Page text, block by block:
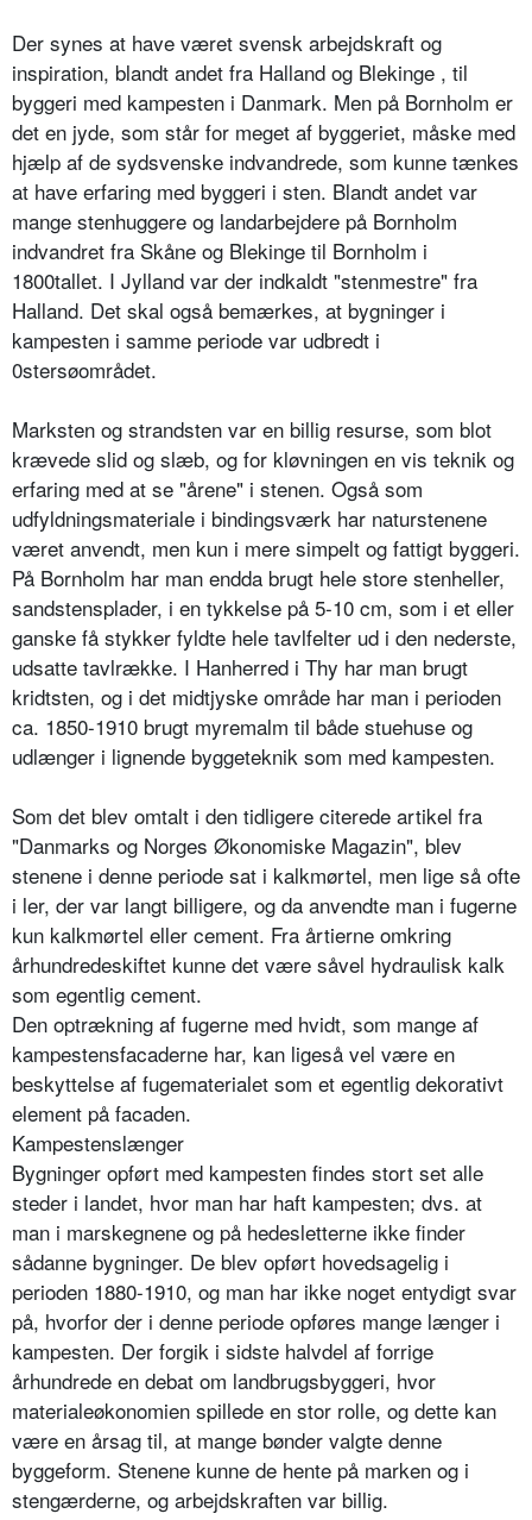
Der synes at have været svensk arbejdskraft og
inspiration, blandt andet fra Halland og Blekinge , til
byggeri med kampesten i Danmark. Men på Bornholm er
det en jyde, som står for meget af byggeriet, måske med
hjælp af de sydsvenske indvandrede, som kunne tænkes
at have erfaring med byggeri i sten. Blandt andet var
mange stenhuggere og landarbejdere på Bornholm
indvandret fra Skåne og Blekinge til Bornholm i
1800tallet. I Jylland var der indkaldt "stenmestre" fra
Halland. Det skal også bemærkes, at bygninger i
kampesten i samme periode var udbredt i
0stersøområdet.
Marksten og strandsten var en billig resurse, som blot
krævede slid og slæb, og for kløvningen en vis teknik og
erfaring med at se "årene" i stenen. Også som
udfyldningsmateriale i bindingsværk har naturstenene
været anvendt, men kun i mere simpelt og fattigt byggeri.
På Bornholm har man endda brugt hele store stenheller,
sandstensplader, i en tykkelse på 5-10 cm, som i et eller
ganske få stykker fyldte hele tavlfelter ud i den nederste,
udsatte tavlrække. I Hanherred i Thy har man brugt
kridtsten, og i det midtjyske område har man i perioden
ca. 1850-1910 brugt myremalm til både stuehuse og
udlænger i lignende byggeteknik som med kampesten.
Som det blev omtalt i den tidligere citerede artikel fra
"Danmarks og Norges Økonomiske Magazin", blev
stenene i denne periode sat i kalkmørtel, men lige så ofte
i ler, der var langt billigere, og da anvendte man i fugerne
kun kalkmørtel eller cement. Fra årtierne omkring
århundredeskiftet kunne det være såvel hydraulisk kalk
som egentlig cement.
Den optrækning af fugerne med hvidt, som mange af
kampestensfacaderne har, kan ligeså vel være en
beskyttelse af fugematerialet som et egentlig dekorativt
element på facaden.
Kampestenslænger
Bygninger opført med kampesten findes stort set alle
steder i landet, hvor man har haft kampesten; dvs. at
man i marskegnene og på hedesletterne ikke finder
sådanne bygninger. De blev opført hovedsagelig i
perioden 1880-1910, og man har ikke noget entydigt svar
på, hvorfor der i denne periode opføres mange længer i
kampesten. Der forgik i sidste halvdel af forrige
århundrede en debat om landbrugsbyggeri, hvor
materialeøkonomien spillede en stor rolle, og dette kan
være en årsag til, at mange bønder valgte denne
byggeform. Stenene kunne de hente på marken og i
stengærderne, og arbejdskraften var billig.